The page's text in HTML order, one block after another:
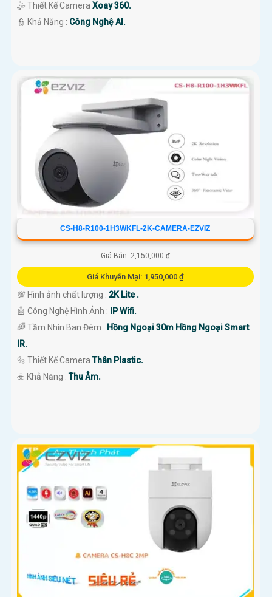
🤹 Thiết Kế Camera Xoay 360.
️👮 Khả Năng : Công Nghệ AI.
CS-H8-R100-1H3WKFL-2K-CAMERA-EZVIZ
Giá Bán: 2,150,000 ₫
Giá Khuyến Mại: 1,950,000 ₫
💯 Hình ảnh chất lượng : 2K Lite .
🤖️ Công Nghệ Hình Ảnh : IP Wifi.
🌈 Tầm Nhìn Ban Đêm : Hồng Ngoại 30m Hồng Ngoại Smart
IR.
🔩 Thiết Kế CameraThân Plastic.
️☣️ Khả Năng :Thu Âm.